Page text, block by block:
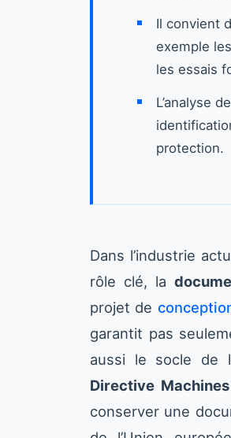
Il convient
exemple
les essais
L’analyse
protection.
Dans l’industrie
rôle clé, la
projet de
garantit pas
aussi le socle de
Directive
conserver une